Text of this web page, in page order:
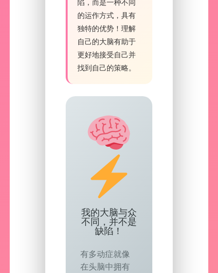
陷，而是一种不同
的运作方式，具有
独特的优势！理解
自己的大脑有助于
更好地接受自己并
找到自己的策略。
我的大脑与众
不同，并不是
缺陷！
有多动症就像
在头脑中拥有